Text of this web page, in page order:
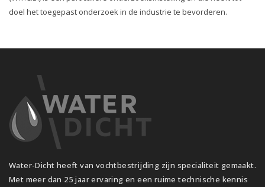
doel het toegepast onderzoek in de industrie te bevorderen.
Water-Dicht heeft van vochtbestrijding zijn specialiteit gemaakt.
Met meer dan 25 jaar ervaring en een ruime technische kennis